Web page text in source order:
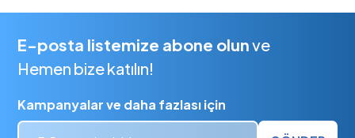
E-posta listemize abone olunve
Hemen bize katılın!
Kampanyalar ve daha fazlası için